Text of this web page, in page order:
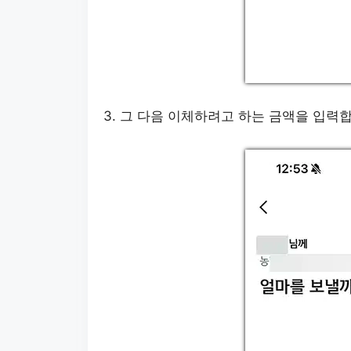
3. 그 다음 이체하려고 하는 금액을 입력